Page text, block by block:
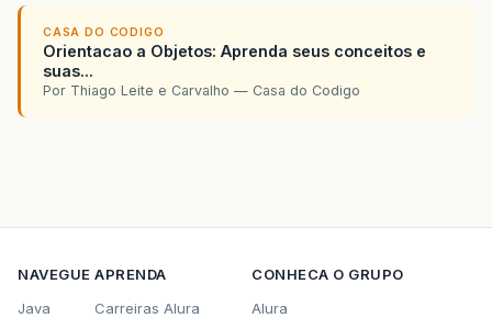
CASA DO CODIGO
Orientacao a Objetos: Aprenda seus conceitos e
suas...
Por Thiago Leite e Carvalho — Casa do Codigo
NAVEGUE
Java
APRENDA
Carreiras Alura
CONHECA O GRUPO
Alura